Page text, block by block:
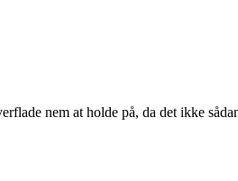
nem at holde på, da det ikke